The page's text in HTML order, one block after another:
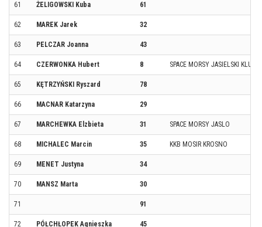
61 ŻELIGOWSKI Kuba 61
62 MAREK Jarek 32
63 PELCZAR Joanna 43
64 CZERWONKA Hubert 8 SPACE MORSY JASIELSKI KLUB
65 KĘTRZYŃSKI Ryszard 78
66 MACNAR Katarzyna 29
67 MARCHEWKA Elzbieta 31 SPACE MORSY JASLO
68 MICHALEC Marcin 35 KKB MOSIR KROSNO
69 MENET Justyna 34
70 MANSZ Marta 30
71 91
72 PÓŁCHŁOPEK Agnieszka 45